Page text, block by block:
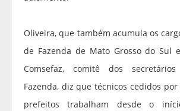
Oliveira, que também acumula os
de Fazenda de Mato Grosso do Sul
Comsefaz, comitê dos
Fazenda, diz que técnicos cedidos
prefeitos trabalham desde o